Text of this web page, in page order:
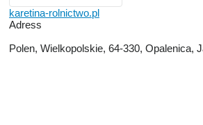
karetina-rolnictwo.pl
Adress
Polen, Wielkopolskie, 64-330, Opalenica,